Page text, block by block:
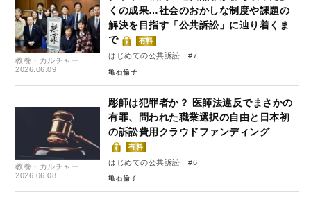
教養・カルチャー
2026.06.09
くの成果…社会のおかしな制度や課題の
解決を目指す「公共訴訟」に辿り着くま
で
有料
はじめての公共訴訟 #7
亀石倫子
教養・カルチャー
2026.06.08
彫師は犯罪者か？ 医師法違反でまさかの
有罪、問われた職業選択の自由と日本初
の訴訟費用クラウドファンディング
有料
はじめての公共訴訟 #6
亀石倫子